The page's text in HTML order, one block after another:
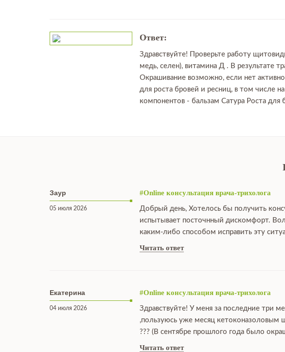
Ответ:
Здравствуйте! Проверьте работу
медь, селен), витамина Д . В результате
Окрашивание возможно, если нет
для роста бровей и ресниц, в том числе
компонентов - бальзам Сатура Роста
Заур
05 июля 2026
#Online консультация врача-трихолога
Добрый день, Хотелось бы получить
испытывает посточнный дискомфорт.
каким-либо способом исправить эту
Читать ответ
Екатерина
04 июля 2026
#Online консультация врача-трихолога
Здравствуйте! У меня за последние три
,пользуюсь уже месяц кетоконазоловым
??? (В сентябре прошлого года было
Читать ответ